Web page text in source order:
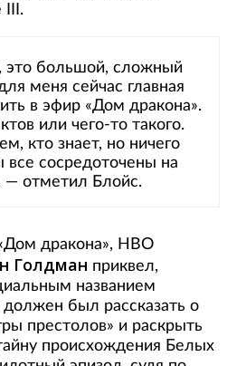
III.
это большой, сложный
меня сейчас главная
в эфир «Дом дракона».
или чего-то такого.
кто знает, но ничего
все сосредоточены на
— отметил Блойс.
дракона», HBO
Голдман приквел,
названием
должен был рассказать о
престолов» и раскрыть
происхождения Белых